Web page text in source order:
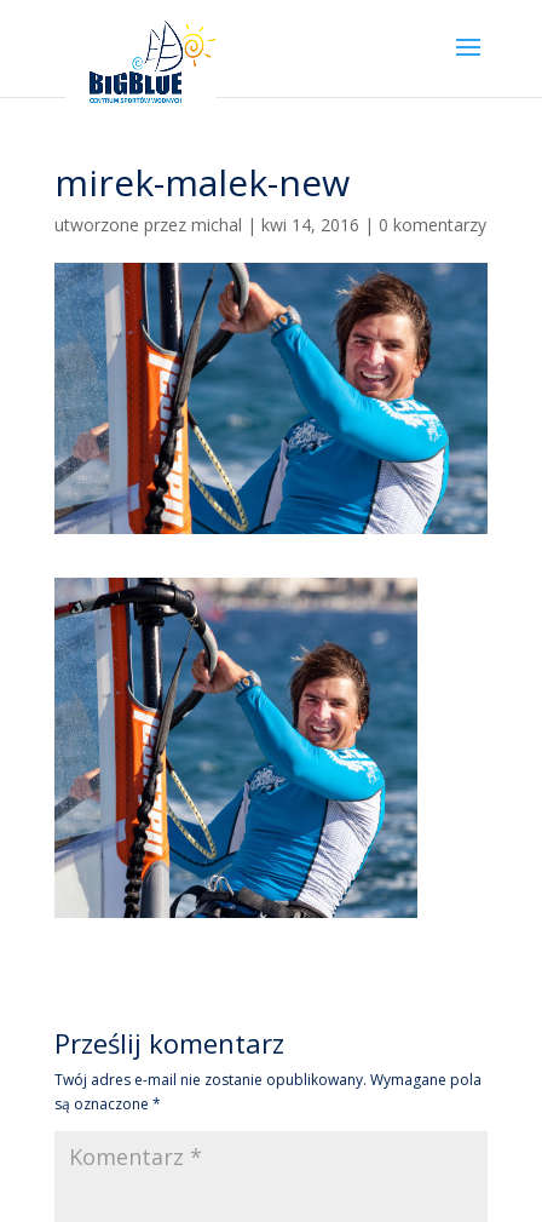
mirek-malek-new
utworzone przez michal | kwi 14, 2016 | 0 komentarzy
Prześlij komentarz
Twój adres e-mail nie zostanie opublikowany. Wymagane pola
są oznaczone *